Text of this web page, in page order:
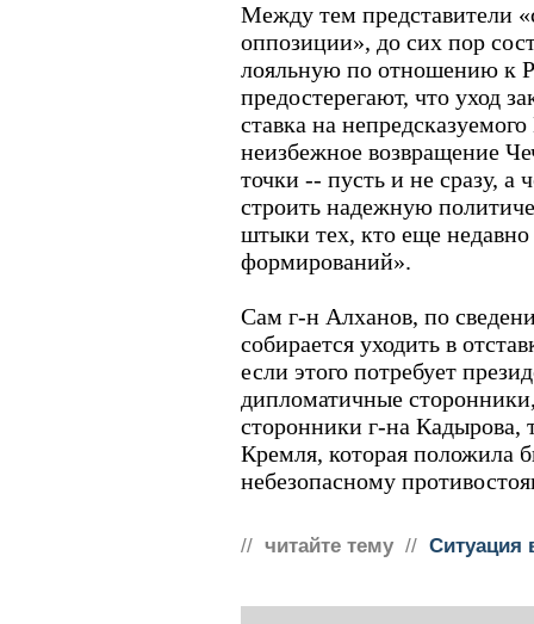
Между тем представители
оппозиции», до сих пор
лояльную по отношению к
предостерегают, что уход
ставка на
неизбежное возвращение
точки -- пусть и не сразу, а
строить надежную
штыки тех, кто еще недавно
формирований».
Сам г-н Алханов, по
собирается уходить в
если этого потребует
дипломатичные
сторонники г-на
Кремля, которая положила
небезопасному
// читайте тему // Ситуация